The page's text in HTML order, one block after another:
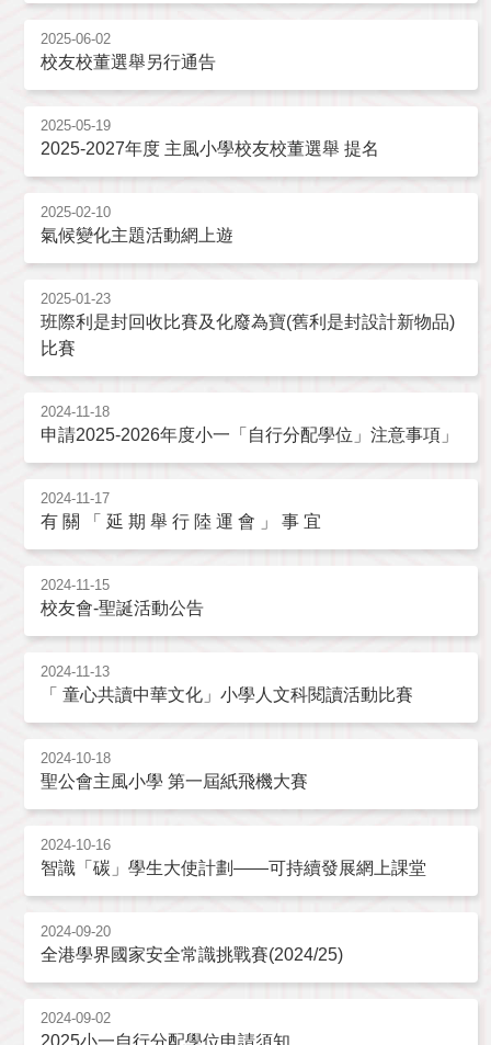
2025-06-02
校友校董選舉另行通告
2025-05-19
2025-2027年度 主風小學校友校董選舉 提名
2025-02-10
氣候變化主題活動網上遊
2025-01-23
班際利是封回收比賽及化廢為寶(舊利是封設計新物品)
比賽
2024-11-18
申請2025-2026年度小一「自行分配學位」注意事項」
2024-11-17
有 關 「 延 期 舉 行 陸 運 會 」 事 宜
2024-11-15
校友會-聖誕活動公告
2024-11-13
「 童心共讀中華文化」小學人文科閱讀活動比賽
2024-10-18
聖公會主風小學 第一屆紙飛機大賽
2024-10-16
智識「碳」學生大使計劃——可持續發展網上課堂
2024-09-20
全港學界國家安全常識挑戰賽(2024/25)
2024-09-02